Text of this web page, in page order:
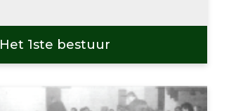
Het 1ste bestuur